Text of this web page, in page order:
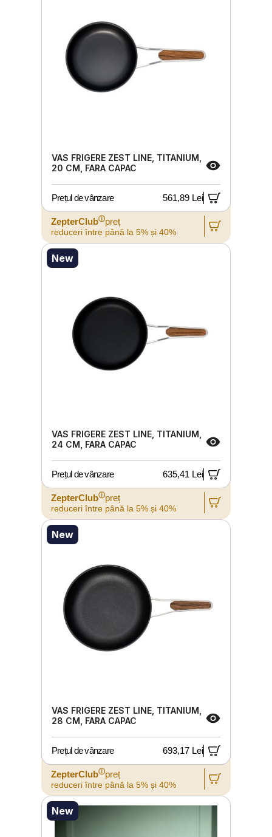
VAS FRIGERE ZEST LINE, TITANIUM,
20 CM, FARA CAPAC
Prețul de vânzare 561,89 Lei
ZepterClubⓘpreț
reduceri între până la 5% și 40%
New
VAS FRIGERE ZEST LINE, TITANIUM,
24 CM, FARA CAPAC
Prețul de vânzare 635,41 Lei
ZepterClubⓘpreț
reduceri între până la 5% și 40%
New
VAS FRIGERE ZEST LINE, TITANIUM,
28 CM, FARA CAPAC
Prețul de vânzare 693,17 Lei
ZepterClubⓘpreț
reduceri între până la 5% și 40%
New